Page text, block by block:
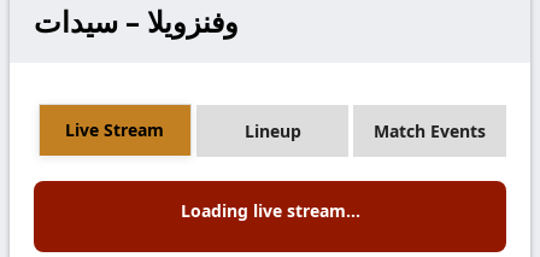
وفنزويلا – سيدات
Live Stream Lineup Match Events
Loading live stream...